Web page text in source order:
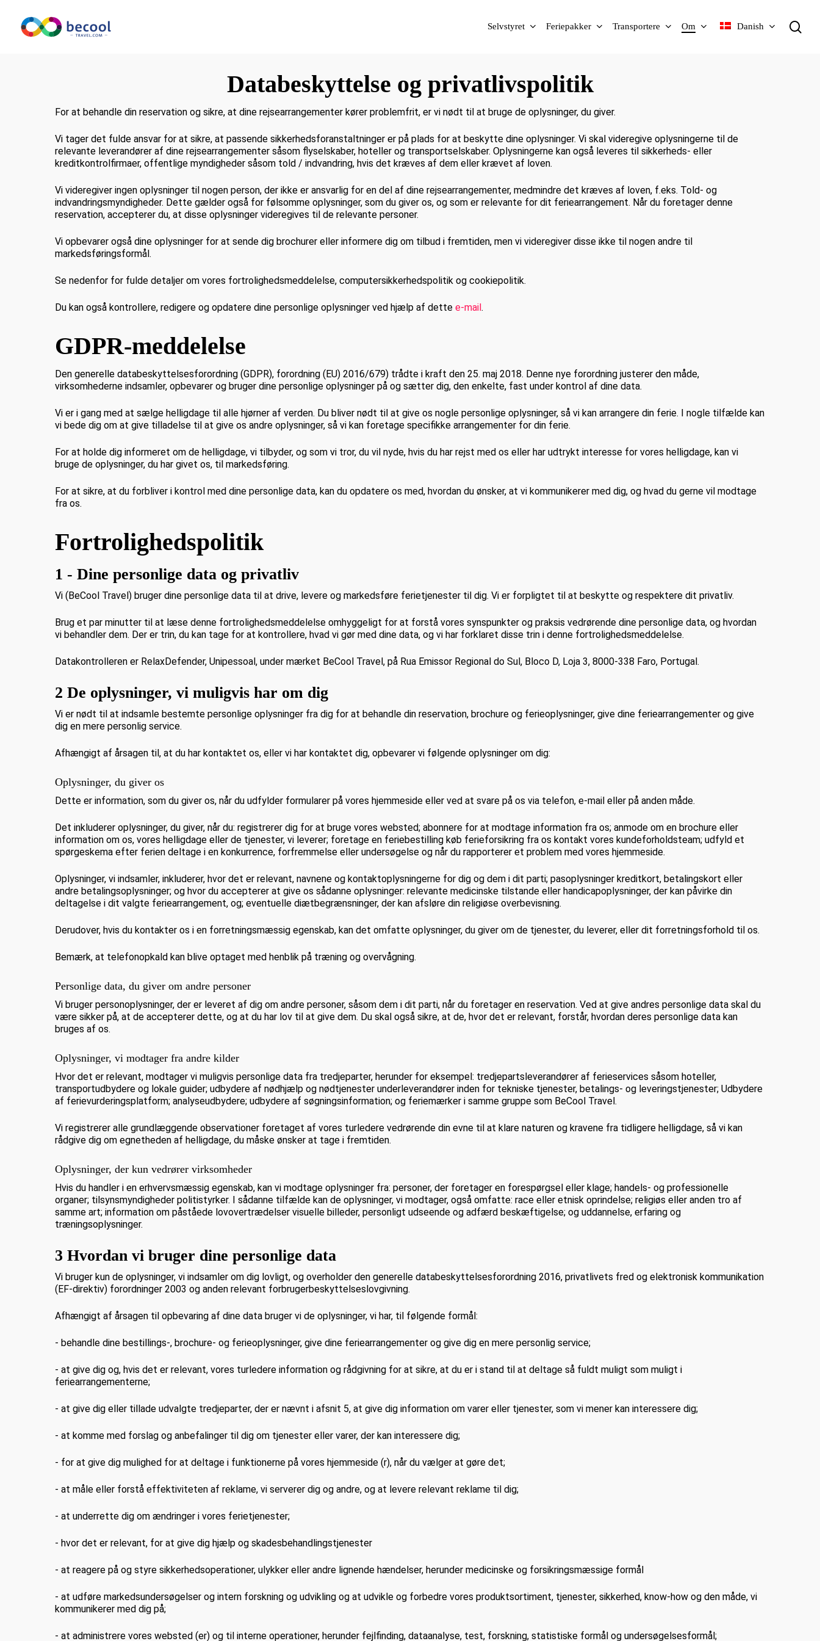
hovedindhold
Udsolgt
Selvstyret Feriepakker Transportere Om Danish
Hjem Fortrolighedspolitik
Databeskyttelse og privatlivspolitik
For at behandle din reservation og sikre, at dine rejsearrangementer kører problemfrit, er vi nødt til at bruge de oplysninger, du giver.
Vi tager det fulde ansvar for at sikre, at passende sikkerhedsforanstaltninger er på plads for at beskytte dine oplysninger. Vi skal videregive oplysningerne til de
relevante leverandører af dine rejsearrangementer såsom flyselskaber, hoteller og transportselskaber. Oplysningerne kan også leveres til sikkerheds- eller
kreditkontrolfirmaer, offentlige myndigheder såsom told / indvandring, hvis det kræves af dem eller krævet af loven.
Vi videregiver ingen oplysninger til nogen person, der ikke er ansvarlig for en del af dine rejsearrangementer, medmindre det kræves af loven, f.eks. Told- og
indvandringsmyndigheder. Dette gælder også for følsomme oplysninger, som du giver os, og som er relevante for dit feriearrangement. Når du foretager denne
reservation, accepterer du, at disse oplysninger videregives til de relevante personer.
Vi opbevarer også dine oplysninger for at sende dig brochurer eller informere dig om tilbud i fremtiden, men vi videregiver disse ikke til nogen andre til
markedsføringsformål.
Se nedenfor for fulde detaljer om vores fortrolighedsmeddelelse, computersikkerhedspolitik og cookiepolitik.
Du kan også kontrollere, redigere og opdatere dine personlige oplysninger ved hjælp af dettee-mail.
GDPR-meddelelse
Den generelle databeskyttelsesforordning (GDPR), forordning (EU) 2016/679) trådte i kraft den 25. maj 2018. Denne nye forordning justerer den måde,
virksomhederne indsamler, opbevarer og bruger dine personlige oplysninger på og sætter dig, den enkelte, fast under kontrol af dine data.
Vi er i gang med at sælge helligdage til alle hjørner af verden. Du bliver nødt til at give os nogle personlige oplysninger, så vi kan arrangere din ferie. I nogle tilfælde kan
vi bede dig om at give tilladelse til at give os andre oplysninger, så vi kan foretage specifikke arrangementer for din ferie.
For at holde dig informeret om de helligdage, vi tilbyder, og som vi tror, du vil nyde, hvis du har rejst med os eller har udtrykt interesse for vores helligdage, kan vi
bruge de oplysninger, du har givet os, til markedsføring.
For at sikre, at du forbliver i kontrol med dine personlige data, kan du opdatere os med, hvordan du ønsker, at vi kommunikerer med dig, og hvad du gerne vil modtage
fra os.
Fortrolighedspolitik
1 - Dine personlige data og privatliv
Vi (BeCool Travel) bruger dine personlige data til at drive, levere og markedsføre ferietjenester til dig. Vi er forpligtet til at beskytte og respektere dit privatliv.
Brug et par minutter til at læse denne fortrolighedsmeddelelse omhyggeligt for at forstå vores synspunkter og praksis vedrørende dine personlige data, og hvordan
vi behandler dem. Der er trin, du kan tage for at kontrollere, hvad vi gør med dine data, og vi har forklaret disse trin i denne fortrolighedsmeddelelse.
Datakontrolleren er RelaxDefender, Unipessoal, under mærket BeCool Travel, på Rua Emissor Regional do Sul, Bloco D, Loja 3, 8000-338 Faro, Portugal.
2 De oplysninger, vi muligvis har om dig
Vi er nødt til at indsamle bestemte personlige oplysninger fra dig for at behandle din reservation, brochure og ferieoplysninger, give dine feriearrangementer og give
dig en mere personlig service.
Afhængigt af årsagen til, at du har kontaktet os, eller vi har kontaktet dig, opbevarer vi følgende oplysninger om dig:
Oplysninger, du giver os
Dette er information, som du giver os, når du udfylder formularer på vores hjemmeside eller ved at svare på os via telefon, e-mail eller på anden måde.
Det inkluderer oplysninger, du giver, når du: registrerer dig for at bruge vores websted; abonnere for at modtage information fra os; anmode om en brochure eller
information om os, vores helligdage eller de tjenester, vi leverer; foretage en feriebestilling køb ferieforsikring fra os kontakt vores kundeforholdsteam; udfyld et
spørgeskema efter ferien deltage i en konkurrence, forfremmelse eller undersøgelse og når du rapporterer et problem med vores hjemmeside.
Oplysninger, vi indsamler, inkluderer, hvor det er relevant, navnene og kontaktoplysningerne for dig og dem i dit parti; pasoplysninger kreditkort, betalingskort eller
andre betalingsoplysninger; og hvor du accepterer at give os sådanne oplysninger: relevante medicinske tilstande eller handicapoplysninger, der kan påvirke din
deltagelse i dit valgte feriearrangement, og; eventuelle diætbegrænsninger, der kan afsløre din religiøse overbevisning.
Derudover, hvis du kontakter os i en forretningsmæssig egenskab, kan det omfatte oplysninger, du giver om de tjenester, du leverer, eller dit forretningsforhold til os.
Bemærk, at telefonopkald kan blive optaget med henblik på træning og overvågning.
Personlige data, du giver om andre personer
Vi bruger personoplysninger, der er leveret af dig om andre personer, såsom dem i dit parti, når du foretager en reservation. Ved at give andres personlige data skal du
være sikker på, at de accepterer dette, og at du har lov til at give dem. Du skal også sikre, at de, hvor det er relevant, forstår, hvordan deres personlige data kan
bruges af os.
Oplysninger, vi modtager fra andre kilder
Hvor det er relevant, modtager vi muligvis personlige data fra tredjeparter, herunder for eksempel: tredjepartsleverandører af ferieservices såsom hoteller,
transportudbydere og lokale guider; udbydere af nødhjælp og nødtjenester underleverandører inden for tekniske tjenester, betalings- og leveringstjenester; Udbydere
af ferievurderingsplatform; analyseudbydere; udbydere af søgningsinformation; og feriemærker i samme gruppe som BeCool Travel.
Vi registrerer alle grundlæggende observationer foretaget af vores turledere vedrørende din evne til at klare naturen og kravene fra tidligere helligdage, så vi kan
rådgive dig om egnetheden af helligdage, du måske ønsker at tage i fremtiden.
Oplysninger, der kun vedrører virksomheder
Hvis du handler i en erhvervsmæssig egenskab, kan vi modtage oplysninger fra: personer, der foretager en forespørgsel eller klage; handels- og professionelle
organer; tilsynsmyndigheder politistyrker. I sådanne tilfælde kan de oplysninger, vi modtager, også omfatte: race eller etnisk oprindelse; religiøs eller anden tro af
samme art; information om påståede lovovertrædelser visuelle billeder, personligt udseende og adfærd beskæftigelse; og uddannelse, erfaring og
træningsoplysninger.
3 Hvordan vi bruger dine personlige data
Vi bruger kun de oplysninger, vi indsamler om dig lovligt, og overholder den generelle databeskyttelsesforordning 2016, privatlivets fred og elektronisk kommunikation
(EF-direktiv) forordninger 2003 og anden relevant forbrugerbeskyttelseslovgivning.
Afhængigt af årsagen til opbevaring af dine data bruger vi de oplysninger, vi har, til følgende formål:
- behandle dine bestillings-, brochure- og ferieoplysninger, give dine feriearrangementer og give dig en mere personlig service;
- at give dig og, hvis det er relevant, vores turledere information og rådgivning for at sikre, at du er i stand til at deltage så fuldt muligt som muligt i
feriearrangementerne;
- at give dig eller tillade udvalgte tredjeparter, der er nævnt i afsnit 5, at give dig information om varer eller tjenester, som vi mener kan interessere dig;
- at komme med forslag og anbefalinger til dig om tjenester eller varer, der kan interessere dig;
- for at give dig mulighed for at deltage i funktionerne på vores hjemmeside (r), når du vælger at gøre det;
- at måle eller forstå effektiviteten af reklame, vi serverer dig og andre, og at levere relevant reklame til dig;
- at underrette dig om ændringer i vores ferietjenester;
- hvor det er relevant, for at give dig hjælp og skadesbehandlingstjenester
- at reagere på og styre sikkerhedsoperationer, ulykker eller andre lignende hændelser, herunder medicinske og forsikringsmæssige formål
- at udføre markedsundersøgelser og intern forskning og udvikling og at udvikle og forbedre vores produktsortiment, tjenester, sikkerhed, know-how og den måde, vi
kommunikerer med dig på;
- at administrere vores websted (er) og til interne operationer, herunder fejlfinding, dataanalyse, test, forskning, statistiske formål og undersøgelsesformål;